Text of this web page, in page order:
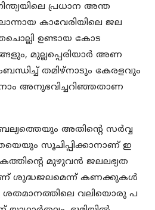
പ്രധാന അന്ത
കാവേരിയിലെ ജല
ഉണ്ടായ കോട
മുല്ലപ്പെരിയാര്‍ അണ
തമിഴ്‌നാടും കേരളവും
അനുഭവിച്ചറിഞ്ഞതാണ
അതിന്റെ സര്‍വ്വ
സൂചിപ്പിക്കാനാണ് ഇ
മുഴുവന്‍ ജലലഭ്യത
ശുദ്ധജലമെന്ന് കണക്കുകള്‍
വലിയൊരു പ